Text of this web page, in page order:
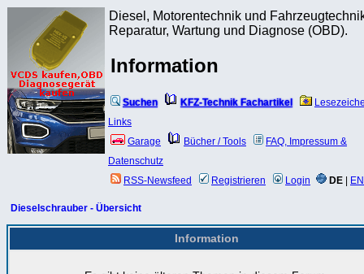
Diesel, Motorentechnik und
Reparatur, Wartung und Diagnose (OBD).
Information
Suchen KFZ-Technik Fachartikel
Links
Garage
Bücher / Tools
FAQ, Impressum &
Datenschutz
RSS-Newsfeed
Registrieren Login DE EN
Dieselschrauber - Übersicht
Information